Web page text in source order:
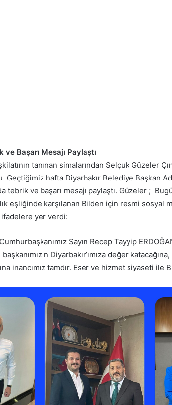
Başarı Mesajı Paylaştı
tanınan simalarından Selçuk Güzeler
Geçtiğimiz hafta Diyarbakır Belediye Başkan
tebrik ve başarı mesajı paylaştı. Güzeler ;
eşliğinde karşılanan Bilden için resmi sosyal
ifadelere yer verdi:
Sayın Recep Tayyip
Diyarbakır’ımıza değer
inancımız tamdır. Eser ve hizmet siyaseti ile